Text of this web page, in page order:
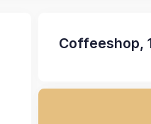
Coffeeshop,